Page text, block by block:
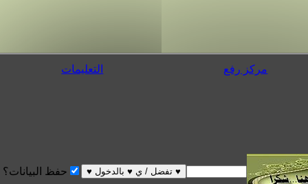
مركز رفع التعليمات
حفظ البيانات؟